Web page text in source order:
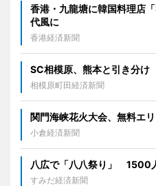
香港・九龍塘に韓国料理店
代風に
香港経済新聞
SC相模原、熊本と引き分
相模原町田経済新聞
関門海峡花火大会、無料エ
小倉経済新聞
八広で「八八祭り」 1500
すみだ経済新聞